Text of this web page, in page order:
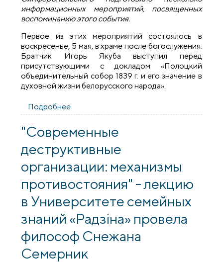
информационных мероприятий, посвященных
воспоминанию этого события.
Первое из этих мероприятий состоялось в
воскресенье, 5 мая, в храме после богослужения.
Братчик Игорь Якуба выступил перед
присутствующими с докладом «Полоцкий
объединительный собор 1839 г. и его значение в
духовной жизни белорусского народа».
Подробнее
лекция, посвященная Полоцкому собору
"Современные
деструктивные
организации: механизмы
противостояния" - лекцию
в Университете семейных
знаний «Радзіна» провела
философ Снежана
Семерник